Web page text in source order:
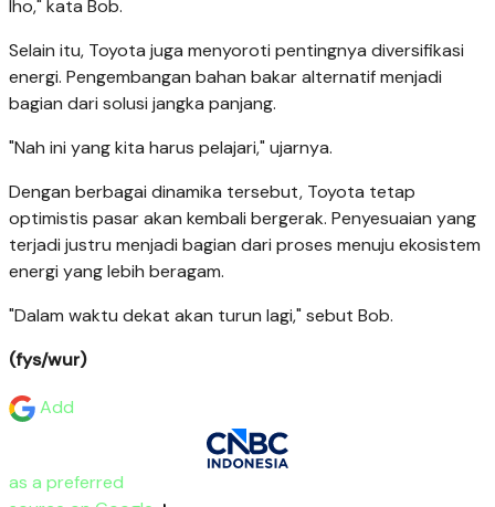
lho," kata Bob.
Selain itu, Toyota juga menyoroti pentingnya diversifikasi
energi. Pengembangan bahan bakar alternatif menjadi
bagian dari solusi jangka panjang.
"Nah ini yang kita harus pelajari," ujarnya.
Dengan berbagai dinamika tersebut, Toyota tetap
optimistis pasar akan kembali bergerak. Penyesuaian yang
terjadi justru menjadi bagian dari proses menuju ekosistem
energi yang lebih beragam.
"Dalam waktu dekat akan turun lagi," sebut Bob.
(fys/wur)
Add
as a preferred